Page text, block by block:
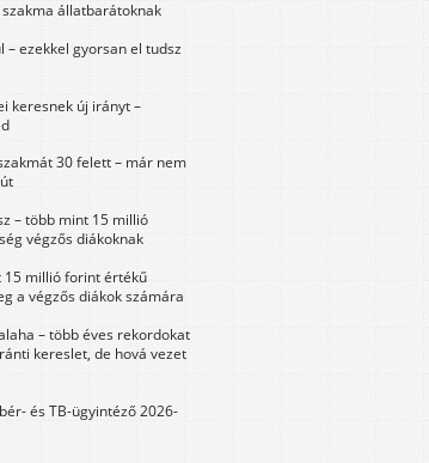
állatbarátoknak
– ezekkel gyorsan el tudsz
keresnek új irányt –
30 felett – már nem
– több mint 15 millió
végzős diákoknak
15 millió forint értékű
a végzős diákok számára
– több éves rekordokat
kereslet, de hová vezet
és TB-ügyintéző 2026-